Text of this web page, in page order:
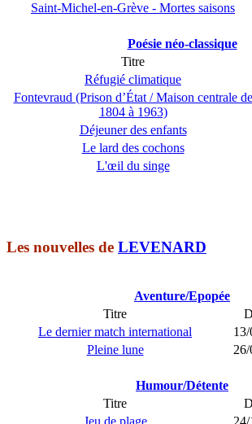
Saint-Michel-en-Grève - Mortes saisons
Poésie néo-classique
Titre
Réfugié climatique
Fontevraud (Prison d’État / Maison centrale de
1804 à 1963)
Déjeuner des enfants
Le lard des cochons
L'œil du singe
Les nouvelles de LEVENARD
Aventure/Epopée
Titre
Le dernier match international
Pleine lune
Humour/Détente
Titre
Jeu de plage